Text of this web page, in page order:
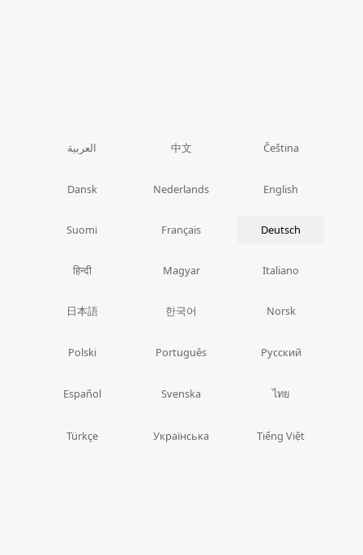
العربية 中文 Čeština
Dansk Nederlands English
Suomi Français Deutsch
हिन्दी Magyar Italiano
日本語 한국어 Norsk
Polski Português Русский
Español Svenska ไทย
Türkçe Українська Tiếng Việt